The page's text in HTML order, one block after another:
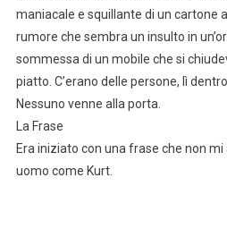
maniacale e squillante di un cartone
rumore che sembra un insulto in
sommessa di un mobile che si
piatto. C’erano delle persone, lì
Nessuno venne alla porta.
La Frase
Era iniziato con una frase che non
uomo come Kurt.